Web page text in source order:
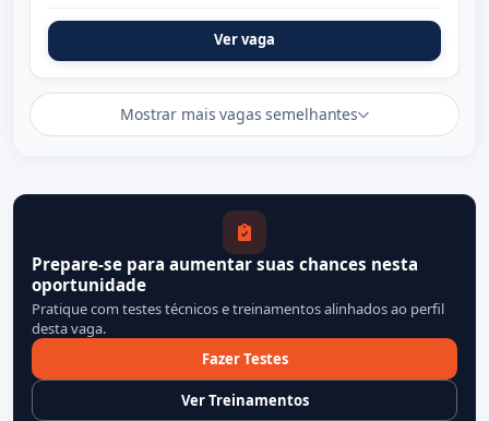
Ver vaga
Mostrar mais vagas semelhantes
Prepare-se para aumentar suas chances nesta
oportunidade
Pratique com testes técnicos e treinamentos alinhados ao perfil
desta vaga.
Fazer Testes
Ver Treinamentos